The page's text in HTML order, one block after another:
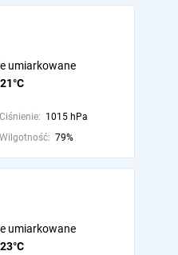
21°C
umiarkowane
Ciśnienie: 1015 hPa
Wilgotność: 79%
23°C
umiarkowane